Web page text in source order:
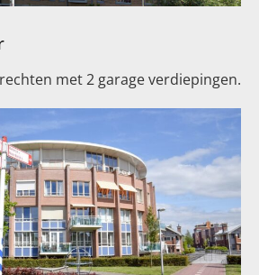
met 2 garage verdiepingen.